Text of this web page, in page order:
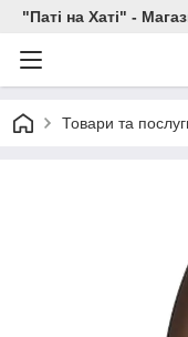
"Паті на Хаті" -
Товари та